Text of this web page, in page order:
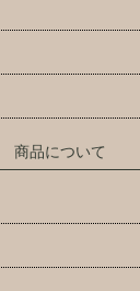
商品について